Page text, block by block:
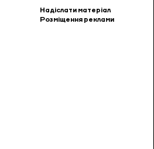
Надіслати матеріал
Розміщення реклами